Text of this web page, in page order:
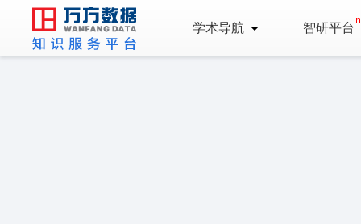
学术导航 智研平台